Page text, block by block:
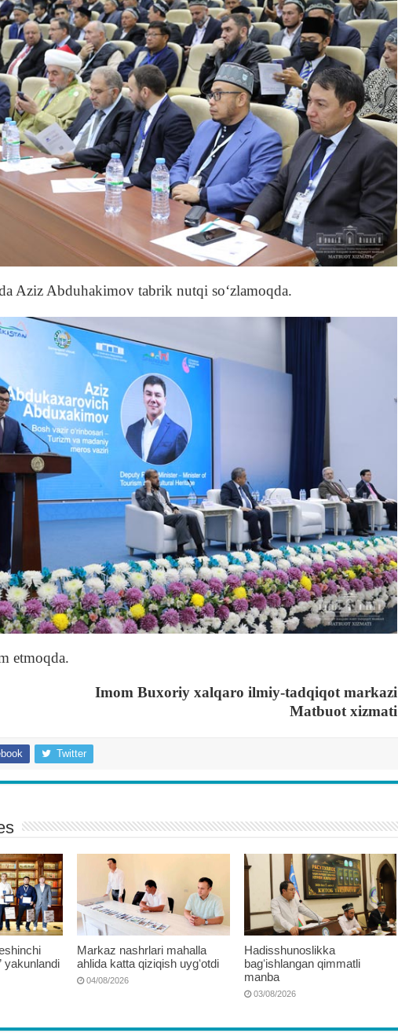
Aziz Abduhakimov tabrik nutqi soʻzlamoqda.
etmoqda.
Imom Buxoriy xalqaro ilmiy-tadqiqot markazi
Matbuot xizmati
Twitter
yakunlandi
Markaz nashrlari mahalla
ahlida katta qiziqish uygʻotdi
04/08/2026
Hadisshunoslikka
bagʻishlangan qimmatli
manba
03/08/2026